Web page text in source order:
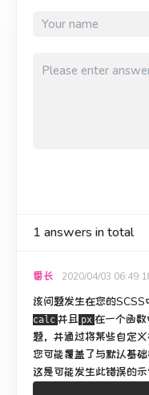
1 answers in total
番长 2020/04/03
该问题发生在您的
calc 并且 px 在一个函数
题，并通过将某些自定
您可能覆盖了与默认基础
这是可能发生此错误的示